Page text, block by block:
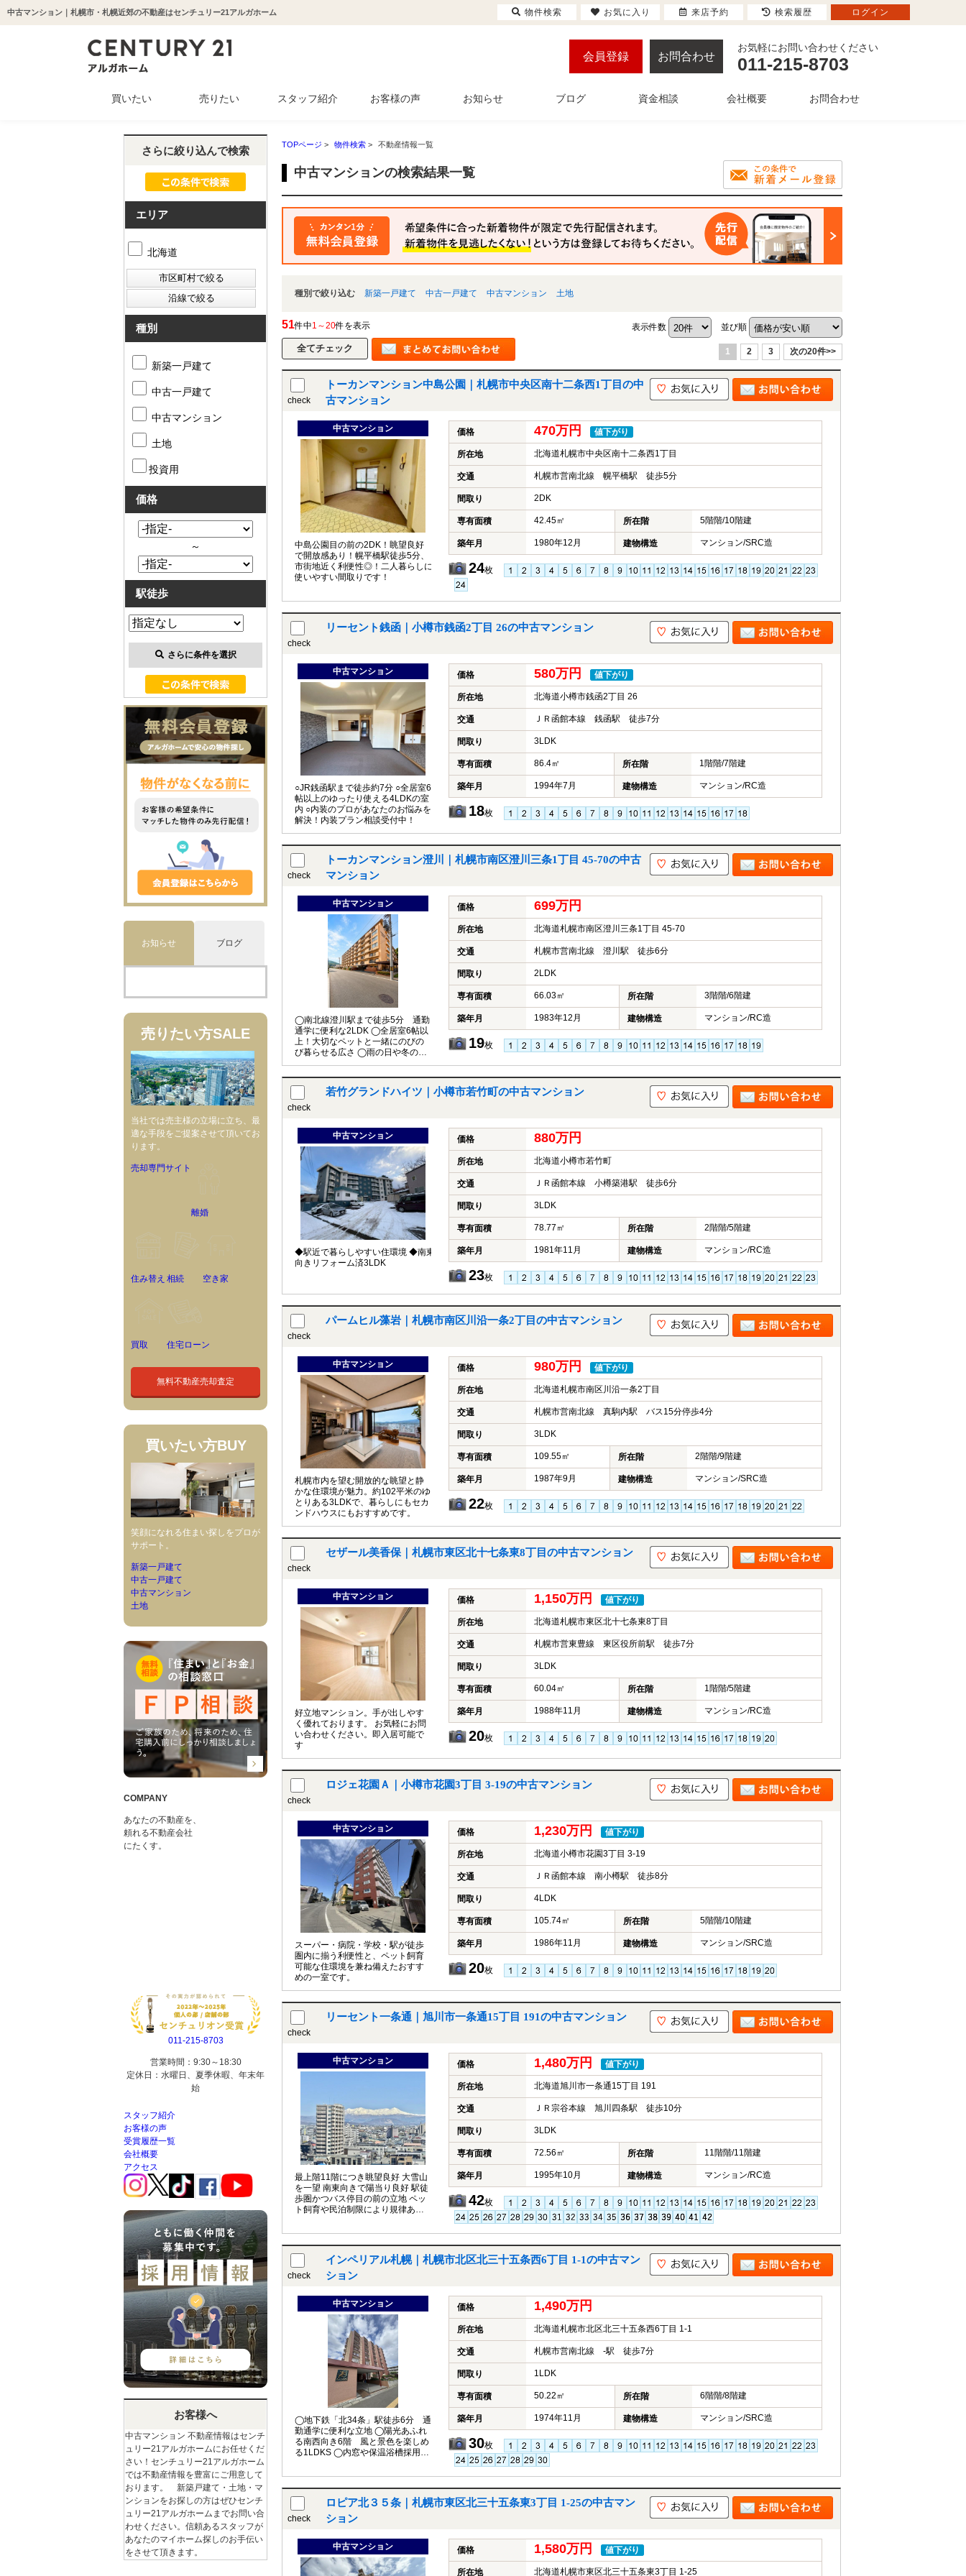
中古マンション｜札幌市・札幌近郊の不動産はセンチュリー21アルガホーム
会員登録 お問合わせ
お気軽にお問い合わせください
011-215-8703
買いたい
新築一戸建て
中古一戸建て
中古マンション
土地
収益物件
売りたい スタッフ紹介 お客様の声 お知らせ ブログ 資金相談 会社概要 お問合わせ
TOPページ > 物件検索 > 不動産情報一覧
中古マンションの検索結果一覧
種別で絞り込む 新築一戸建て 中古一戸建て 中古マンション 土地
51件中1～20件を表示 表示件数 並び順
1 2 3 次の20件>>
check
トーカンマンション中島公園｜札幌市中央区南十二条西1丁目の中
古マンション
中古マンション
中島公園目の前の2DK！眺望良好
で開放感あり！幌平橋駅徒歩5分、
市街地近く利便性◎！二人暮らしに
使いやすい間取りです！
価格 470万円 値下がり
所在地 北海道札幌市中央区南十二条西1丁目
交通 札幌市営南北線 幌平橋駅 徒歩5分
間取り 2DK
専有面積 42.45㎡ 所在階 5階階/10階建
築年月 1980年12月 建物構造 マンション/SRC造
24枚
check
リーセント銭函｜小樽市銭函2丁目 26の中古マンション
中古マンション
○JR銭函駅まで徒歩約7分 ○全居室6
帖以上のゆったり使える4LDKの室
内 ○内装のプロがあなたのお悩みを
解決！内装プラン相談受付中！
価格 580万円 値下がり
所在地 北海道小樽市銭函2丁目 26
交通 ＪＲ函館本線 銭函駅 徒歩7分
間取り 3LDK
専有面積 86.4㎡ 所在階 1階階/7階建
築年月 1994年7月 建物構造 マンション/RC造
18枚
check
トーカンマンション澄川｜札幌市南区澄川三条1丁目 45-70の中古
マンション
中古マンション
◯南北線澄川駅まで徒歩5分 通勤
通学に便利な2LDK ◯全居室6帖以
上！大切なペットと一緒にのびの
び暮らせる広さ ◯雨の日や冬の洗
濯にも大活躍する便利なサンルー
価格 699万円
所在地 北海道札幌市南区澄川三条1丁目 45-70
交通 札幌市営南北線 澄川駅 徒歩6分
間取り 2LDK
専有面積 66.03㎡ 所在階 3階階/6階建
築年月 1983年12月 建物構造 マンション/RC造
19枚
check
若竹グランドハイツ｜小樽市若竹町の中古マンション
中古マンション
◆駅近で暮らしやすい住環境 ◆南東
向きリフォーム済3LDK
価格 880万円
所在地 北海道小樽市若竹町
交通 ＪＲ函館本線 小樽築港駅 徒歩6分
間取り 3LDK
専有面積 78.77㎡ 所在階 2階階/5階建
築年月 1981年11月 建物構造 マンション/RC造
23枚
check
パームヒル藻岩｜札幌市南区川沿一条2丁目の中古マンション
中古マンション
札幌市内を望む開放的な眺望と静
かな住環境が魅力。約102平米のゆ
とりある3LDKで、暮らしにもセカ
ンドハウスにもおすすめです。
価格 980万円 値下がり
所在地 北海道札幌市南区川沿一条2丁目
交通 札幌市営南北線 真駒内駅 バス15分停歩4分
間取り 3LDK
専有面積 109.55㎡ 所在階 2階階/9階建
築年月 1987年9月 建物構造 マンション/SRC造
22枚
check
セザール美香保｜札幌市東区北十七条東8丁目の中古マンション
中古マンション
好立地マンション。手が出しやす
く優れております。 お気軽にお問
い合わせください。即入居可能で
す
価格 1,150万円 値下がり
所在地 北海道札幌市東区北十七条東8丁目
交通 札幌市営東豊線 東区役所前駅 徒歩7分
間取り 3LDK
専有面積 60.04㎡ 所在階 1階階/5階建
築年月 1988年11月 建物構造 マンション/RC造
20枚
check
ロジェ花園Ａ｜小樽市花園3丁目 3-19の中古マンション
中古マンション
スーパー・病院・学校・駅が徒歩
圏内に揃う利便性と、ペット飼育
可能な住環境を兼ね備えたおすす
めの一室です。
価格 1,230万円 値下がり
所在地 北海道小樽市花園3丁目 3-19
交通 ＪＲ函館本線 南小樽駅 徒歩8分
間取り 4LDK
専有面積 105.74㎡ 所在階 5階階/10階建
築年月 1986年11月 建物構造 マンション/SRC造
20枚
check
リーセント一条通｜旭川市一条通15丁目 191の中古マンション
中古マンション
最上階11階につき眺望良好 大雪山
を一望 南東向きで陽当り良好 駅徒
歩圏かつバス停目の前の立地 ペッ
ト飼育や民泊制限により規律ある
価格 1,480万円 値下がり
所在地 北海道旭川市一条通15丁目 191
交通 ＪＲ宗谷本線 旭川四条駅 徒歩10分
間取り 3LDK
専有面積 72.56㎡ 所在階 11階階/11階建
築年月 1995年10月 建物構造 マンション/RC造
42枚
check
インペリアル札幌｜札幌市北区北三十五条西6丁目 1-1の中古マン
ション
中古マンション
◯地下鉄「北34条」駅徒歩6分 通
勤通学に便利な立地 ◯陽光あふれ
る南西向き6階 風と景色を楽しめ
る1LDKS ◯内窓や保温浴槽採用！
価格 1,490万円
所在地 北海道札幌市北区北三十五条西6丁目 1-1
交通 札幌市営南北線 -駅 徒歩7分
間取り 1LDK
専有面積 50.22㎡ 所在階 6階階/8階建
築年月 1974年11月 建物構造 マンション/SRC造
30枚
check
ロピア北３５条｜札幌市東区北三十五条東3丁目 1-25の中古マン
ション
中古マンション 価格 1,580万円 値下がり
所在地 北海道札幌市東区北三十五条東3丁目 1-25
さらに絞り込んで検索
エリア
北海道
種別
新築一戸建て
中古一戸建て
中古マンション
土地
投資用
価格
～
駅徒歩
さらに条件を選択
お知らせ ブログ
売りたい方SALE
当社では売主様の立場に立ち、最
適な手段をご提案させて頂いてお
ります。
売却専門サイト
離婚
住み替え 相続 空き家
買取 住宅ローン
無料不動産売却査定
買いたい方BUY
笑顔になれる住まい探しをプロが
サポート。
新築一戸建て
中古一戸建て
中古マンション
土地
COMPANY
あなたの不動産を、
頼れる不動産会社
にたくす。
011-215-8703
営業時間：9:30～18:30
定休日：水曜日、夏季休暇、年末年
始
スタッフ紹介
お客様の声
受賞履歴一覧
会社概要
アクセス
お客様へ
中古マンション 不動産情報はセンチ
ュリー21アルガホームにお任せくだ
さい！センチュリー21アルガホーム
では不動産情報を豊富にご用意して
おります。 新築戸建て・土地・マ
ンションをお探しの方はぜひセンチ
ュリー21アルガホームまでお問い合
わせください。信頼あるスタッフが
あなたのマイホーム探しのお手伝い
をさせて頂きます。
物件検索 お気に入り 来店予約 検索履歴 ログイン